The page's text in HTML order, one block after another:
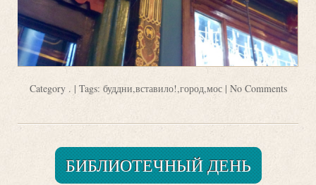
Category . | Tags: буддни,вставило!,город,мос| No Comments
БИБЛИОТЕЧНЫЙ ДЕНЬ